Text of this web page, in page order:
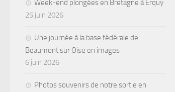
Week-end plongées en Bretagne à Erquy
25 juin 2026
Une journée à la base fédérale de
Beaumont sur Oise en images
6 juin 2026
Photos souvenirs de notre sortie en